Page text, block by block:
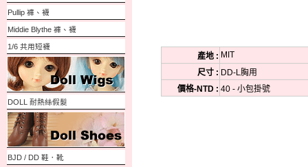
Pullip 褲、襪
Middie Blythe 褲、襪
1/6 共用短襪
DOLL 耐熱絲假髮
BJD / DD 鞋．靴
產地 : MIT
尺寸 : DD-L胸用
價格-NTD : 40 - 小包掛號